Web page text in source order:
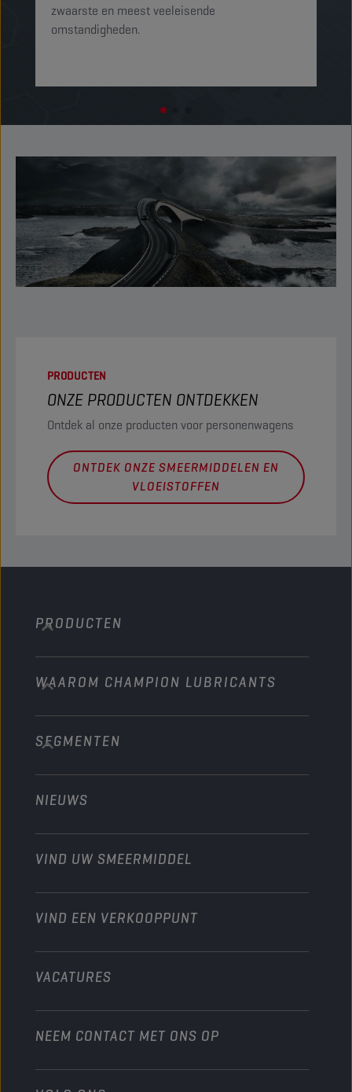
zwaarste en meest veeleisende
omstandigheden.
PRODUCTEN
ONZE PRODUCTEN ONTDEKKEN
Ontdek al onze producten voor personenwagens
ONTDEK ONZE SMEERMIDDELEN EN
VLOEISTOFFEN
PRODUCTEN
Personenwagens
Bussen & Vrachtwagens
Bouw en mijnbouw
Moto’s & ATV
Industrie
Scheepvaart
WAAROM CHAMPION LUBRICANTS
Over ons
Technology
Ontdek onze motorsportpartners
SEGMENTEN
Personenwagens
Motorfiets
Heavy-Duty
NIEUWS
VIND UW SMEERMIDDEL
VIND EEN VERKOOPPUNT
VACATURES
NEEM CONTACT MET ONS OP